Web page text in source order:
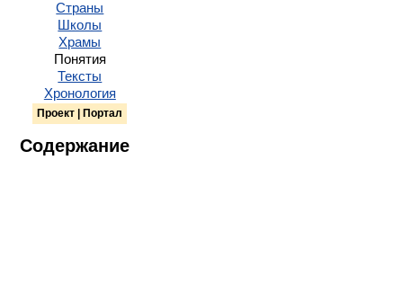
Страны
Школы
Храмы
Понятия
Тексты
Хронология
Проект | Портал
Содержание